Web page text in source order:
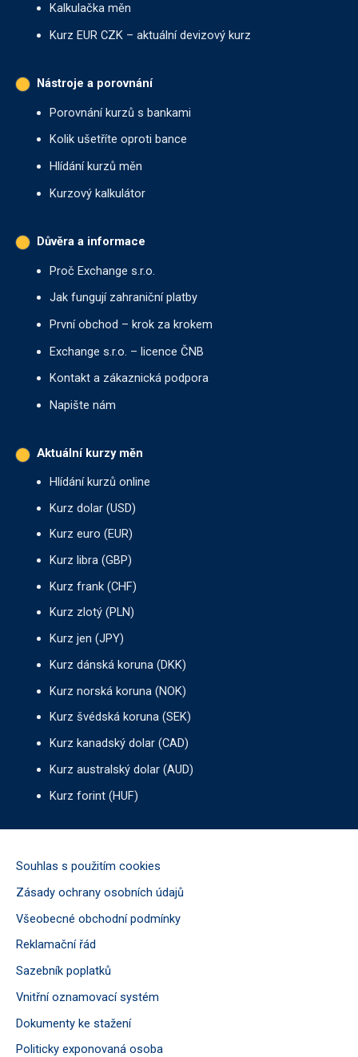
Kalkulačka měn
Kurz EUR CZK – aktuální devizový kurz
Nástroje a porovnání
Porovnání kurzů s bankami
Kolik ušetříte oproti bance
Hlídání kurzů měn
Kurzový kalkulátor
Důvěra a informace
Proč Exchange s.r.o.
Jak fungují zahraniční platby
První obchod – krok za krokem
Exchange s.r.o. – licence ČNB
Kontakt a zákaznická podpora
Napište nám
Aktuální kurzy měn
Hlídání kurzů online
Kurz dolar (USD)
Kurz euro (EUR)
Kurz libra (GBP)
Kurz frank (CHF)
Kurz zlotý (PLN)
Kurz jen (JPY)
Kurz dánská koruna (DKK)
Kurz norská koruna (NOK)
Kurz švédská koruna (SEK)
Kurz kanadský dolar (CAD)
Kurz australský dolar (AUD)
Kurz forint (HUF)
Souhlas s použitím cookies
Zásady ochrany osobních údajů
Všeobecné obchodní podmínky
Reklamační řád
Sazebník poplatků
Vnitřní oznamovací systém
Dokumenty ke stažení
Politicky exponovaná osoba